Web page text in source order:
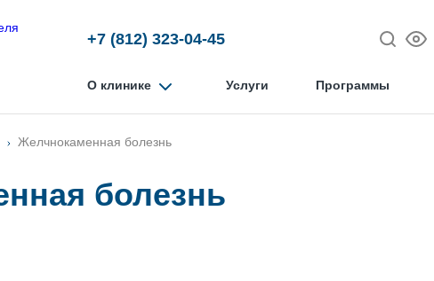
+7 (812) 323-04-45
О клинике Услуги Программы
Желчнокаменная болезнь
болезнь